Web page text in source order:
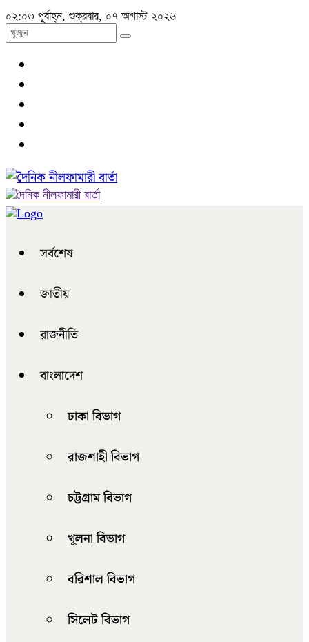
০২:০৩ পূর্বাহ্ন, শুক্রবার, ০৭ অগাস্ট ২০২৬
সর্বশেষ
জাতীয়
রাজনীতি
বাংলাদেশ
ঢাকা বিভাগ
রাজশাহী বিভাগ
চট্টগ্রাম বিভাগ
খুলনা বিভাগ
বরিশাল বিভাগ
সিলেট বিভাগ